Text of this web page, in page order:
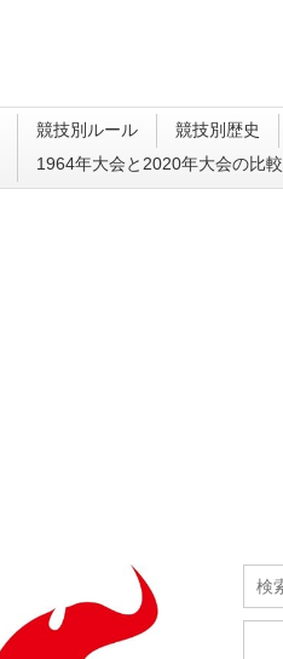
競技別ルール
競技別歴史
1964年大会と2020年大会の比較